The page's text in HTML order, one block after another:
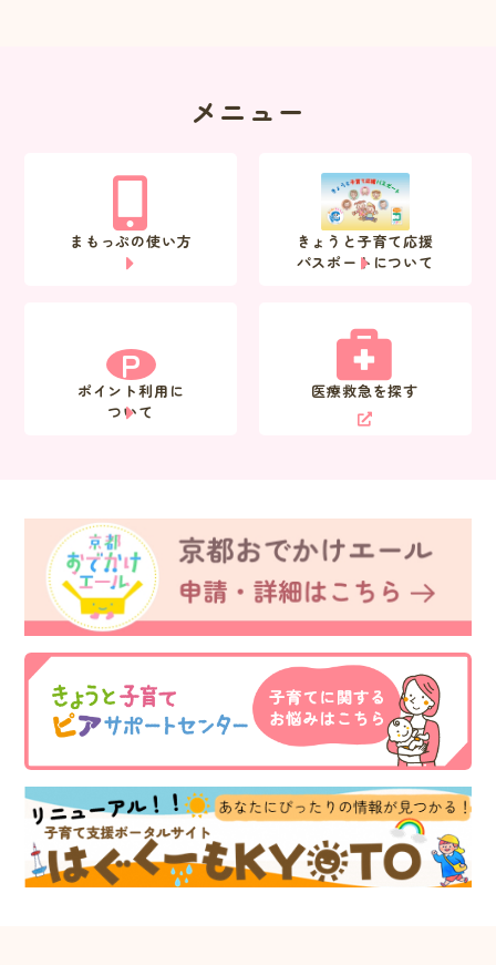
メニュー
まもっぷの使い方
きょうと子育て応援
パスポートについて
P
ポイント利用に
ついて
医療救急を探す